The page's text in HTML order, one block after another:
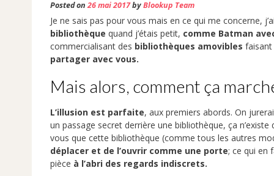
Posted on26 mai 2017byBlookup Team
Je ne sais pas pour vous mais en ce qui me concerne,
bibliothèque quand j’étais petit, comme Batman
commercialisant des bibliothèques amovibles faisant
partager avec vous.
Mais alors, comment ça
L’illusion est parfaite, aux premiers abords. On
un passage secret derrière une bibliothèque, ça
vous que cette bibliothèque (comme tous les autres
déplacer et de l’ouvrir comme une porte; ce qui en
pièce à l’abri des regards indiscrets.